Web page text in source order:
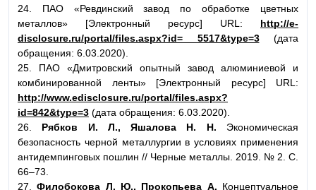
24. ПАО «Ревдинский завод по обработке цветных
металлов» [Электронный ресурс] URL: http://e-
disclosure.ru/portal/files.aspx?id= 5517&type=3(дата
обращения: 6.03.2020).
25. ПАО «Дмитровский опытный завод алюминиевой и
комбинированной ленты» [Электронный ресурс] URL:
http://www.edisclosure.ru/portal/files.aspx?
id=842&type=3 (дата обращения: 6.03.2020).
26.
Рябков И. Л., Яшалова Н. Н. Экономическая
безопасность черной металлургии в условиях применения
антидемпинговых пошлин // Черные металлы. 2019. № 2. С.
66–73.
27.Филобокова Л. Ю., Прокопьева А. Концептуальное